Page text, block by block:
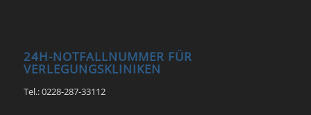
24H-NOTFALLNUMMER FÜR
VERLEGUNGSKLINIKEN
Tel.: 0228-287-33112